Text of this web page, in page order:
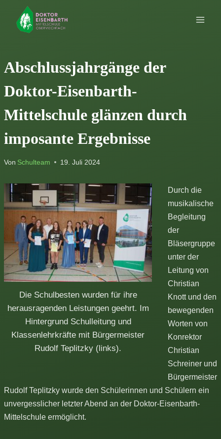
Inhalt
springen
Abschlussjahrgänge der
Doktor-Eisenbarth-
Mittelschule glänzen durch
imposante Ergebnisse
Von Schulteam 19. Juli 2024
Die Schulbesten wurden für ihre
herausragenden Leistungen geehrt. Im
Hintergrund Schulleitung und
Klassenlehrkräfte mit Bürgermeister
Rudolf Teplitzky (links).
Durch die
musikalische
Begleitung
der
Bläsergruppe
unter der
Leitung von
Christian
Knott und den
bewegenden
Worten von
Konrektor
Christian
Schreiner und
Bürgermeister
Rudolf Teplitzky wurde den Schülerinnen und Schülern ein
unvergesslicher letzter Abend an der Doktor-Eisenbarth-
Mittelschule ermöglicht.